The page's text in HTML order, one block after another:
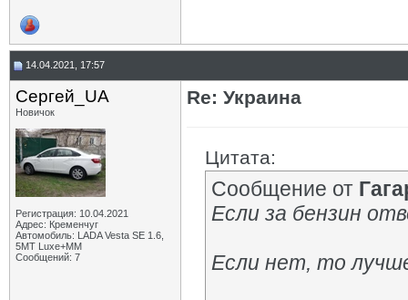
14.04.2021, 17:57
Сергей_UA
Новичок
Регистрация: 10.04.2021
Адрес: Кременчуг
Автомобиль: LADA Vesta SE 1.6,
5МТ Luxe+MM
Сообщений: 7
Re: Украина
Цитата:
Сообщение от
Если за бензин
Если нет, то